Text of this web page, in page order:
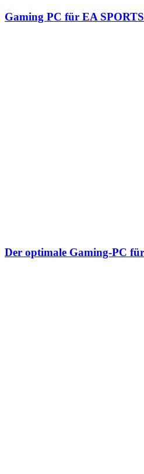
Gaming PC für EA
Der optimale Gaming-PC